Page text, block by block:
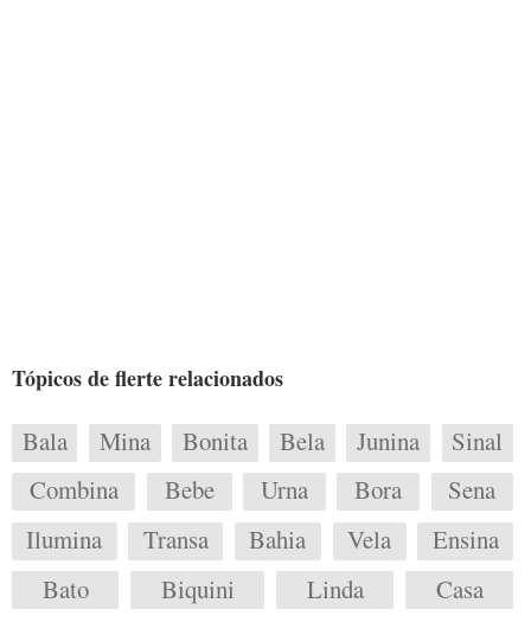
Tópicos de flerte relacionados
Bala Mina Bonita Bela Junina
Sinal
Combina
Bebe Urna Bora
Sena
Ilumina
Transa Bahia Vela
Ensina
Bato
Biquini Linda Casa